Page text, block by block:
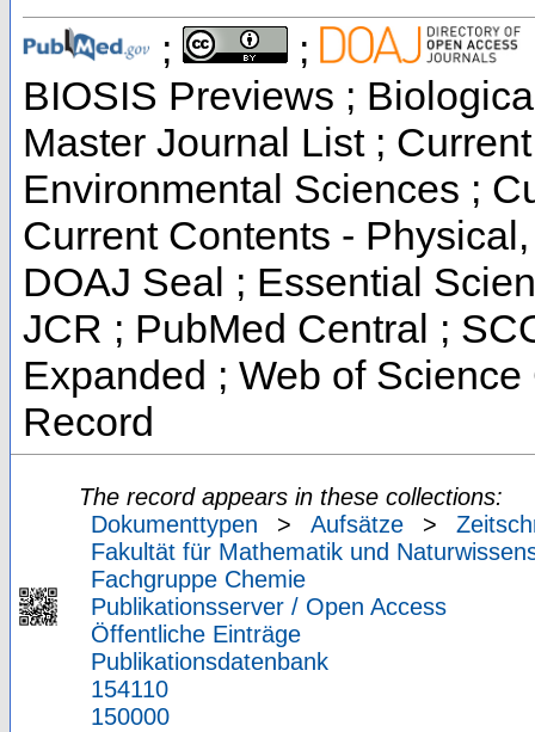
; ;
BIOSIS Previews ;
Master Journal List ;
Environmental Sciences ;
Current Contents -
DOAJ Seal ; Essential
JCR ; PubMed Central ;
Expanded ; Web of
Record
The record appears in these collections:
Dokumenttypen
> Aufsätze >
Fakultät für Mathematik und
Fachgruppe Chemie
Publikationsserver / Open Access
Öffentliche Einträge
Publikationsdatenbank
154110
150000